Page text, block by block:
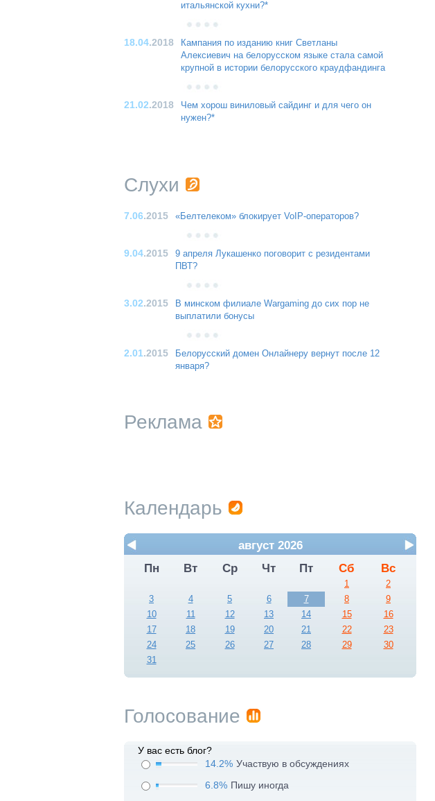
итальянской кухни?*
18.04.2018
Кампания по изданию книг Светланы
Алексиевич на белорусском языке стала самой
крупной в истории белорусского краудфандинга
21.02.2018
Чем хорош виниловый сайдинг и для чего он
нужен?*
Слухи
7.06.2015 «Белтелеком» блокирует VoIP-операторов?
9.04.2015
9 апреля Лукашенко поговорит с резидентами
ПВТ?
3.02.2015
В минском филиале Wargaming до сих пор не
выплатили бонусы
2.01.2015
Белорусский домен Онлайнеру вернут после 12
января?
Реклама
Календарь
август 2026
Пн
Вт Ср Чт Пт Сб Вс
1
2
3
4 5 6 7 8
9
10
11 12 13 14 15
16
17
18 19 20 21 22
23
24
25 26 27 28 29
30
31
Голосование
У вас есть блог?
14.2% Участвую в обсуждениях
6.8% Пишу иногда